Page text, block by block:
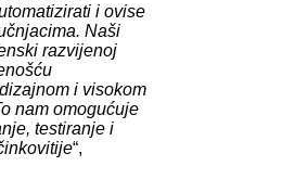
i ovise
Naši
razvijenoj
i visokom
nam omogućuje
testiranje i
“,